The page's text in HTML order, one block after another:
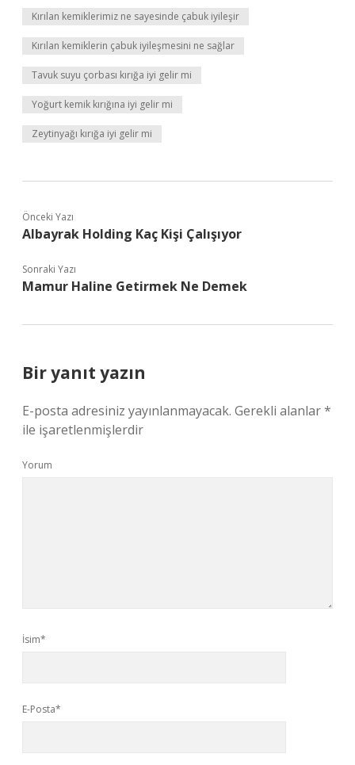
Kırılan kemiklerimiz ne sayesinde çabuk iyileşir
Kırılan kemiklerin çabuk iyileşmesini ne sağlar
Tavuk suyu çorbası kırığa iyi gelir mi
Yoğurt kemik kırığına iyi gelir mi
Zeytinyağı kırığa iyi gelir mi
Önceki Yazı
Albayrak Holding Kaç Kişi Çalışıyor
Sonraki Yazı
Mamur Haline Getirmek Ne Demek
Bir yanıt yazın
E-posta adresiniz yayınlanmayacak. Gerekli alanlar*
ile işaretlenmişlerdir
Yorum
İsim*
E-Posta*